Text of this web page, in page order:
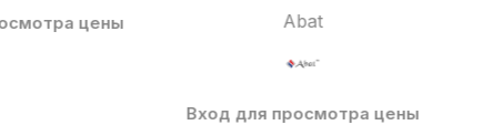
цены
Abat
Вход для просмотра цены